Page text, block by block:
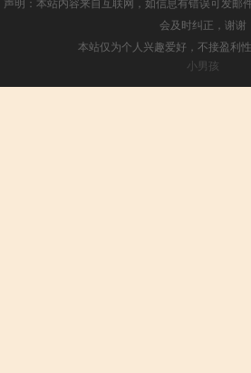
会及时纠正，谢谢
本站仅为个人兴趣爱好，不接盈利
小男孩